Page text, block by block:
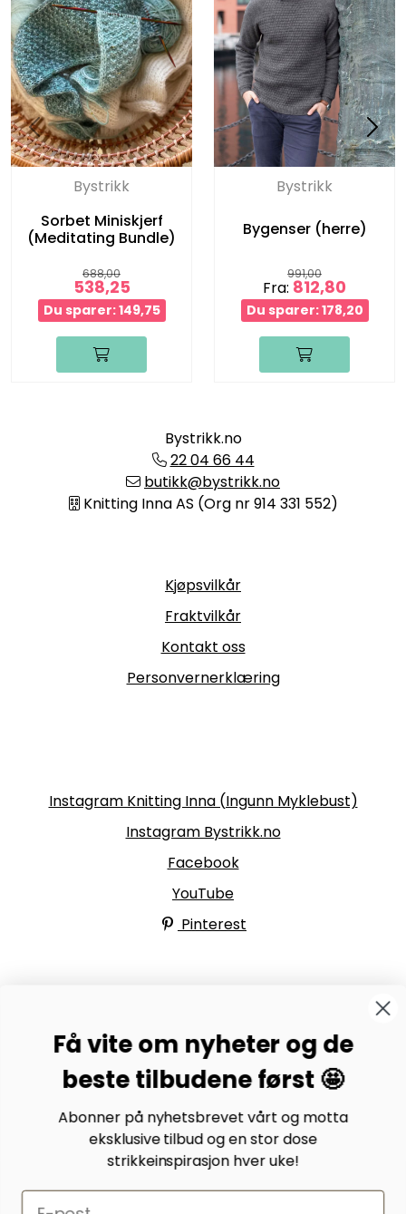
Bystrikk
Sorbet Miniskjerf
(Meditating Bundle)
688,00
538,25
Du sparer: 149,75
Bystrikk
Bygenser (herre)
991,00
Fra: 812,80
Du sparer: 178,20
Bystrikk.no
22 04 66 44
butikk@bystrikk.no
Knitting Inna AS (Org nr 914 331 552)
Kjøpsvilkår
Fraktvilkår
Kontakt oss
Personvernerklæring
Instagram Knitting Inna (Ingunn Myklebust)
Instagram Bystrikk.no
Facebook
YouTube
Pinterest
Bli medlem av Bystrikk-forumet vårt på Facebook og
møt både designere og teststrikkere, samt 31.000
andre Bystrikkere som deler erfaringer, bilder og
inspirasjon.
Bli medlem her.
Få vite om nyheter og de
beste tilbudene først 🤩
Abonner på nyhetsbrevet vårt og motta
eksklusive tilbud og en stor dose
strikkeinspirasjon hver uke!